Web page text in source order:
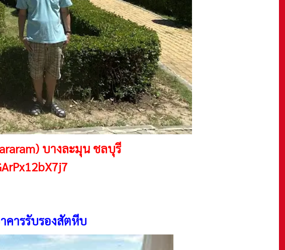
บางละมุน ชลบุรี
คารรับรองสัตหีบ